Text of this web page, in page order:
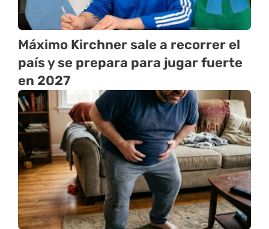
Máximo Kirchner sale a recorrer el
país y se prepara para jugar fuerte
en 2027